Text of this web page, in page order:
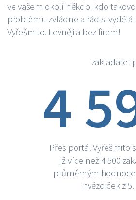
ve vašem okolí někdo, kdo
problému zvládne a rád si
Vyřešmito. Levněji a bez firem!
zakladatel
4
Přes portál Vyřešmito
již více než 4 500
průměrným
hvězdiček z 5.